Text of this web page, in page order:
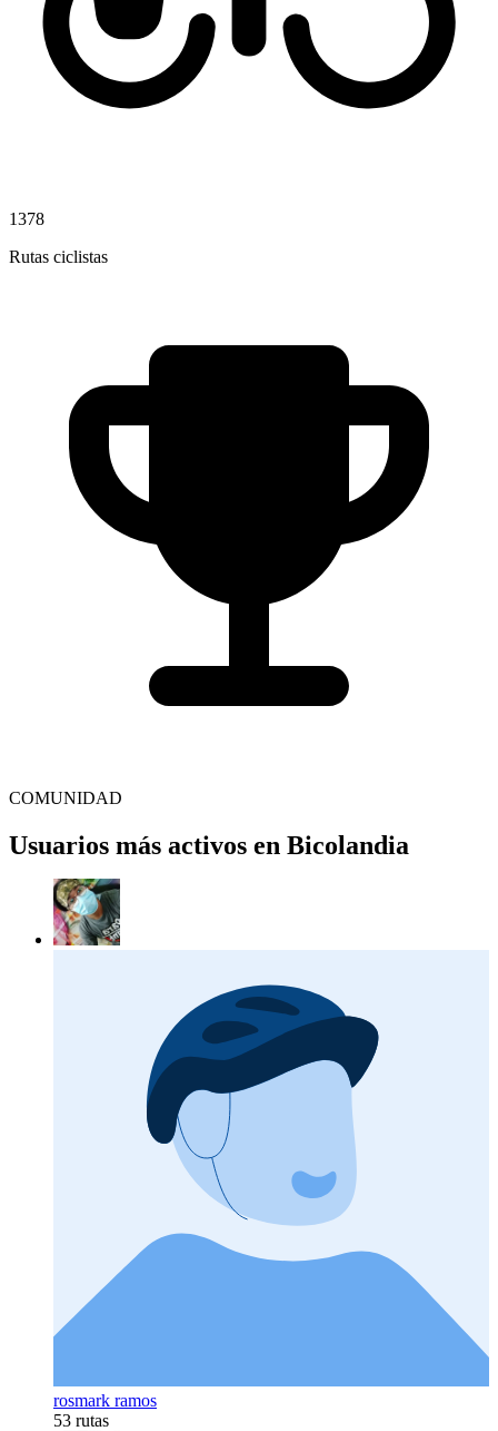
1378
Rutas ciclistas
COMUNIDAD
Usuarios más activos en Bicolandia
rosmark ramos
53 rutas